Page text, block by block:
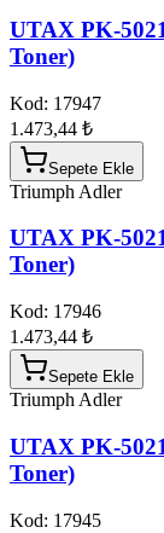
UTAX PK-
Toner)
Kod: 17947
1.473,44 ₺
Sepete Ekle
Triumph Adler
UTAX PK-
Toner)
Kod: 17946
1.473,44 ₺
Sepete Ekle
Triumph Adler
UTAX PK-
Toner)
Kod: 17945